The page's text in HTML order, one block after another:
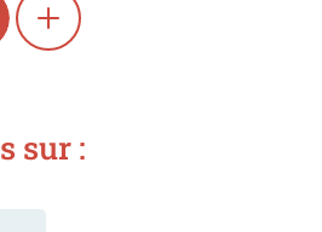
SHOW MORE
sur :